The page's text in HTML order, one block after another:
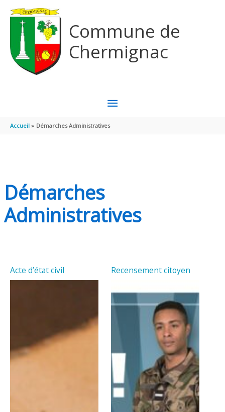
Commune de
Chermignac
MENU
PRINCIPAL
Accueil Démarches Administratives
Démarches
Administratives
Acte d’état civil Recensement citoyen